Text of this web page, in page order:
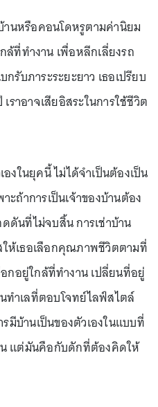
านหรือคอนโดหรูตามค่านิยม
ล้ที่ทำงาน เพื่อหลีกเลี่ยงรถ
รับภาระระยะยาว เธอเปรียบ
ราอาจเสียอิสระในการใช้ชีวิต
งในยุคนี้ ไม่ได้จำเป็นต้องเป็น
ถ้าการเป็นเจ้าของบ้านต้อง
ดันที่ไม่จบสิ้น การเช่าบ้าน
ห้เธอเลือกคุณภาพชีวิตตามที่
กอยู่ใกล้ที่ทำงาน เปลี่ยนที่อยู่
ทำเลที่ตอบโจทย์ไลฟ์สไตล์
มีบ้านเป็นของตัวเองในแบบที่
น แต่มันคือกับดักที่ต้องคิดให้